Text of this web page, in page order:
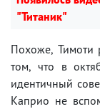
"Титаник"
Похоже, Тимоти
том, что в
идентичный
Каприо не